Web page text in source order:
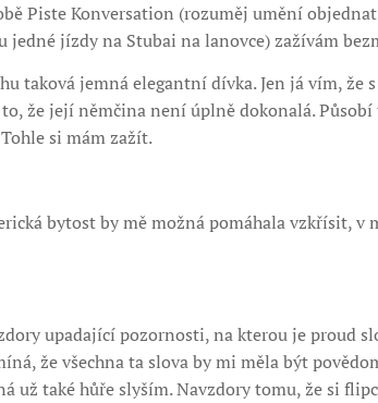
Piste Konversation (rozuměj umění
jedné jízdy na Stubai na lanovce) zažívám
taková jemná elegantní dívka. Jen já vím, že
že její němčina není úplně dokonalá. Působí
si mám zažít.
bytost by mě možná pomáhala vzkřísit, v
upadající pozornosti, na kterou je proud
že všechna ta slova by mi měla být
už také hůře slyším. Navzdory tomu, že si